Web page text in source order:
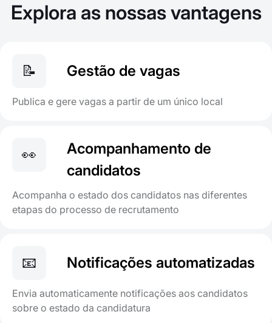
Explora as nossas vantagens
📝 Gestão de vagas
Publica e gere vagas a partir de um único local
👀
Acompanhamento de
candidatos
Acompanha o estado dos candidatos nas diferentes
etapas do processo de recrutamento
📧 Notificações automatizadas
Envia automaticamente notificações aos candidatos
sobre o estado da candidatura